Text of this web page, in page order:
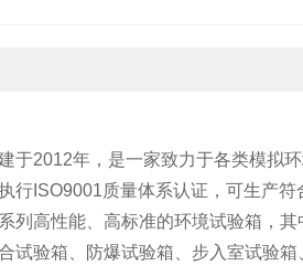
于2012年，是一家致力于各类模拟
行ISO9001质量体系认证，可生产
列高性能、高标准的环境试验箱，
试验箱、防爆试验箱、步入室试验